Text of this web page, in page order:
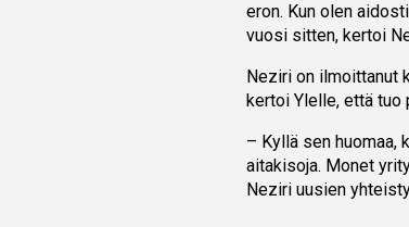
eron. Kun olen
vuosi sitten, kertoi
Neziri on ilmoittanut
kertoi Ylelle, että tuo
– Kyllä sen huomaa,
aitakisoja. Monet
Neziri uusien